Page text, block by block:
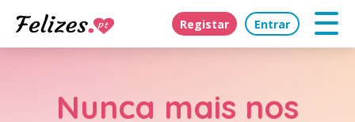
Registar Entrar
Nunca mais nos